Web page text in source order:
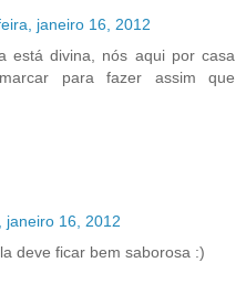
janeiro 16, 2012
está divina, nós aqui por casa
para fazer assim que
janeiro 16, 2012
deve ficar bem saborosa :)